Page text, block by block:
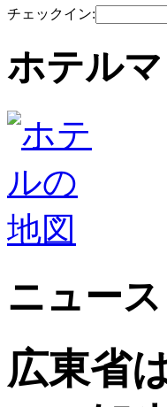
チェックイン:
ホテル
ニュース
広東省